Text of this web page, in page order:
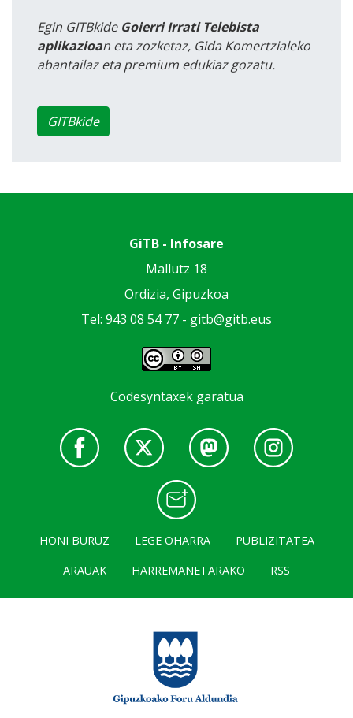
Egin GITBkide Goierri Irrati Telebista
aplikazioan eta zozketaz, Gida Komertzialeko
abantailaz eta premium edukiaz gozatu.
GITBkide
GiTB - Infosare
Mallutz 18
Ordizia, Gipuzkoa
Tel: 943 08 54 77 - gitb@gitb.eus
Codesyntaxek garatua
HONI BURUZ LEGE OHARRA
PUBLIZITATEA
ARAUAK
HARREMANETARAKO RSS